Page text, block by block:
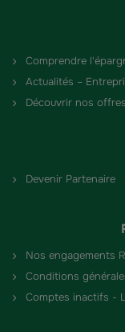
Comprendre
Actualités –
Découvrir nos offres
Devenir Partenaire
Nos engagements
Conditions
Comptes inactifs -